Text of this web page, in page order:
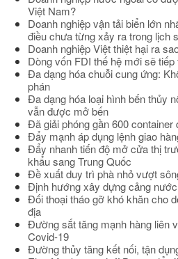
Việt Nam?
Doanh nghiệp vận tải biển lớn
điều chưa từng xảy ra trong lịch
Doanh nghiệp Việt thiệt hại ra
Dòng vốn FDI thế hệ mới sẽ
Đa dạng hóa chuỗi cung ứng:
phán
Đa dạng hóa loại hình bến thủy
vẫn được mở bến
Đã giải phóng gần 600
Đẩy mạnh áp dụng lệnh giao
Đẩy nhanh tiến độ mở cửa thị
khẩu sang Trung Quốc
Đề xuất duy trì phà nhỏ vượt
Định hướng xây dựng cảng
Đối thoại tháo gỡ khó khăn cho
địa
Đường sắt tăng mạnh hàng liên
Covid-19
Đường thủy tăng kết nối, tận